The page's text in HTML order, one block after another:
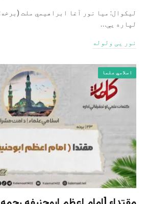
لپاره یې…
نور یی ولوله
اسلامي علما